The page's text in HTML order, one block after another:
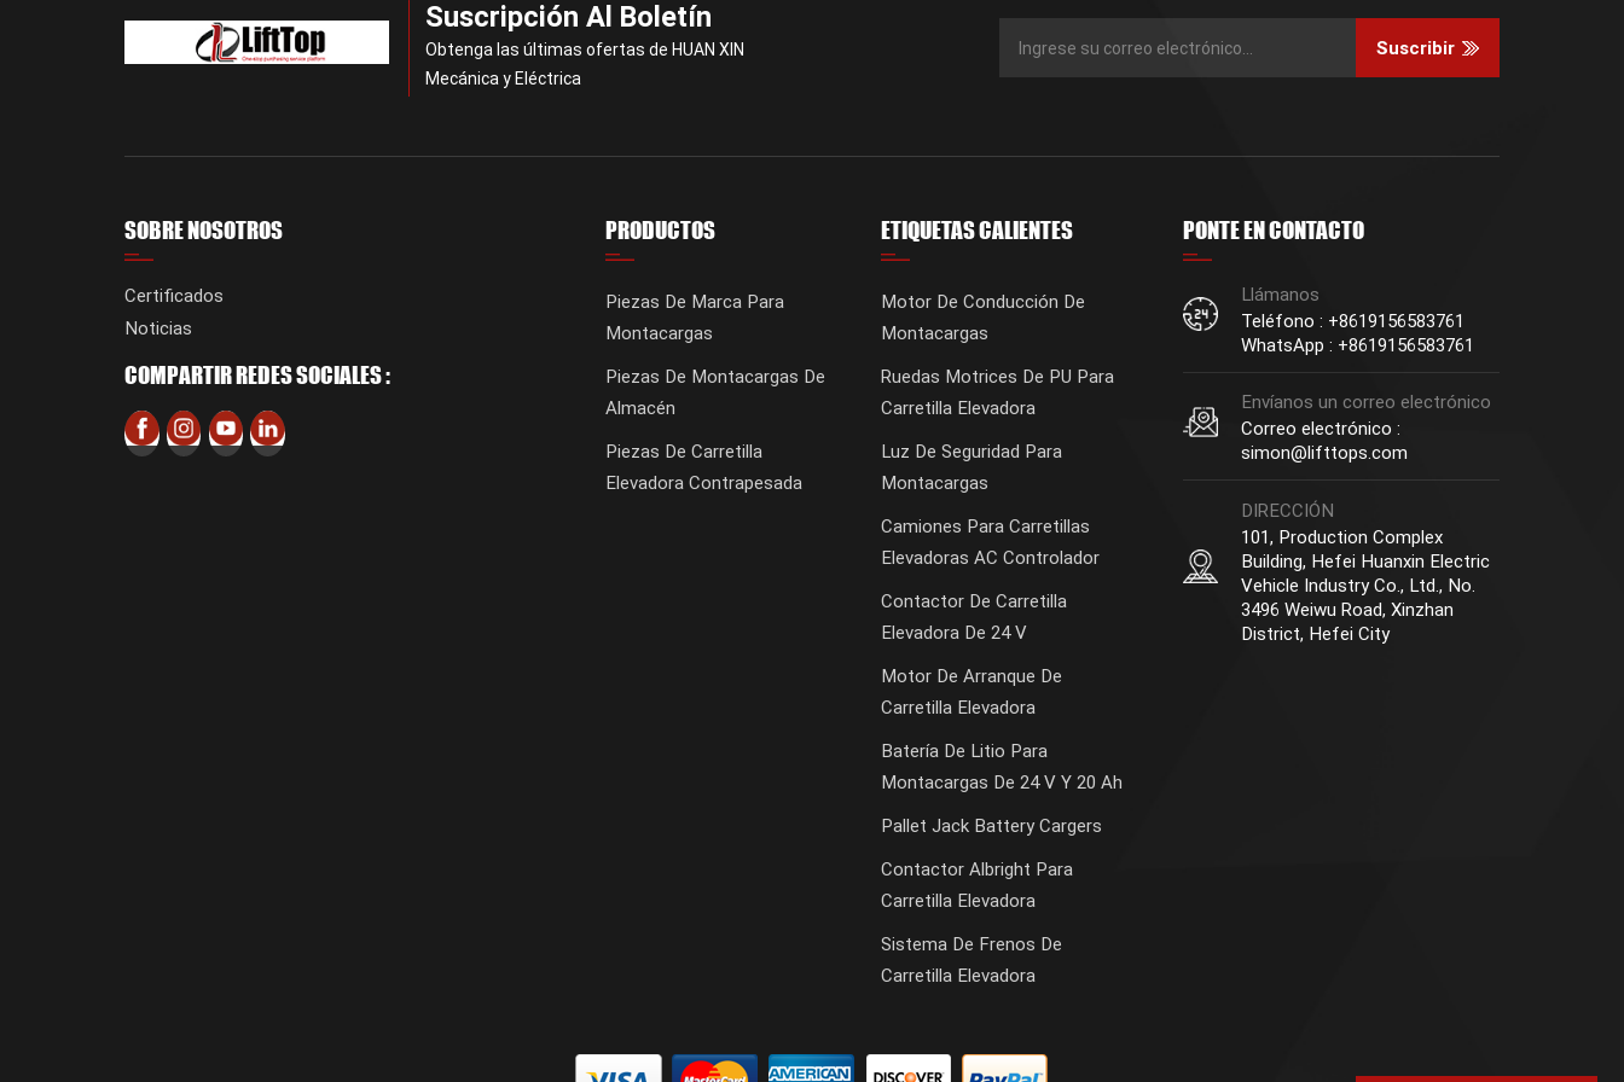
Suscripción Al Boletín
Obtenga las últimas ofertas de HUAN XIN
Mecánica y Eléctrica
Suscribir
SOBRE NOSOTROS
Certificados
Noticias
COMPARTIR REDES SOCIALES :
PRODUCTOS
Piezas De Marca Para
Montacargas
Piezas De Montacargas De
Almacén
Piezas De Carretilla
Elevadora Contrapesada
ETIQUETAS CALIENTES
Motor De Conducción De
Montacargas
Ruedas Motrices De PU Para
Carretilla Elevadora
Luz De Seguridad Para
Montacargas
Camiones Para Carretillas
Elevadoras AC Controlador
Contactor De Carretilla
Elevadora De 24 V
Motor De Arranque De
Carretilla Elevadora
Batería De Litio Para
Montacargas De 24 V Y 20 Ah
Pallet Jack Battery Cargers
Contactor Albright Para
Carretilla Elevadora
Sistema De Frenos De
Carretilla Elevadora
PONTE EN CONTACTO
Llámanos
Teléfono : +8619156583761
WhatsApp : +8619156583761
Envíanos un correo electrónico
Correo electrónico :
simon@lifttops.com
DIRECCIÓN
101, Production Complex
Building, Hefei Huanxin Electric
Vehicle Industry Co., Ltd., No.
3496 Weiwu Road, Xinzhan
District, Hefei City